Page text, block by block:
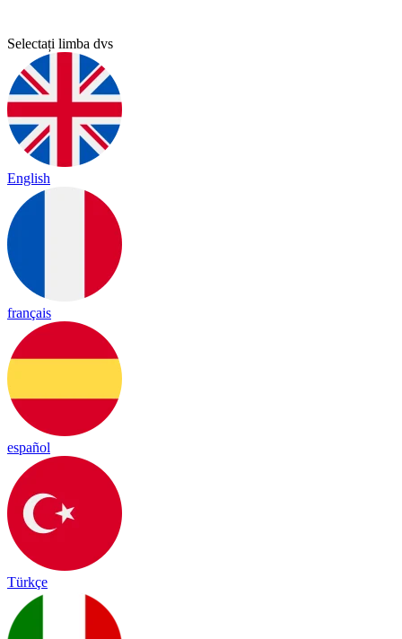
Selectați limba dvs
English
français
español
Türkçe